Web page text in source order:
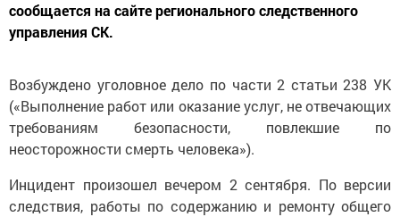
сообщается на сайте регионального следственного
управления СК.
Возбуждено уголовное дело по части 2 статьи 238 УК
(«Выполнение работ или оказание услуг, не отвечающих
требованиям безопасности, повлекшие по
неосторожности смерть человека»).
Инцидент произошел вечером 2 сентября. По версии
следствия, работы по содержанию и ремонту общего